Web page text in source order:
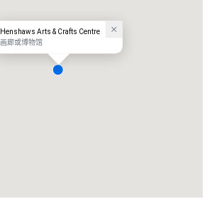
Henshaws Arts & Crafts Centre
画廊或博物馆